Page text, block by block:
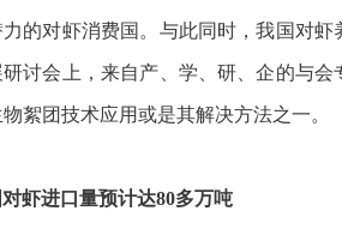
的对虾消费国。与此同时，我国对
讨会上，来自产、学、研、企的与
絮团技术应用或是其解决方法之一。
虾进口量预计达80多万吨